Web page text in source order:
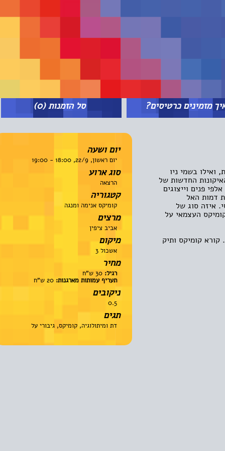
כרטיסים? סל הזמנות(0)
בשמי ניו
החדשות של
פנים וייצוגים
האל
סוג של
העצמאי על
קומיקס ותיק
יום ושעה
יום ראשון, 22/9, 18:00 - 19:00
סוג ארוע
הרצאה
קטגוריה
קומיקס אנימה ומנגה
מרצים
אביב ציפין
מיקום
אשכול 3
מחיר
רגיל:30 ש"ח
תעריף עמותות מארגנות:20 ש"ח
ניקובים
תגים
דת ומיתולוגיה, קומיקס, גיבורי על